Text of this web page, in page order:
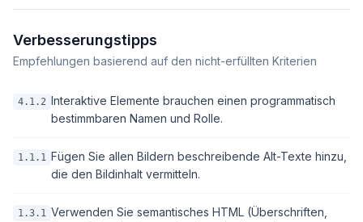
Verbesserungstipps
Empfehlungen basierend auf den nicht-erfüllten Kriterien
4.1.2 Interaktive Elemente brauchen einen programmatisch
bestimmbaren Namen und Rolle.
1.1.1 Fügen Sie allen Bildern beschreibende Alt-Texte hinzu,
die den Bildinhalt vermitteln.
1.3.1 Verwenden Sie semantisches HTML (Überschriften,